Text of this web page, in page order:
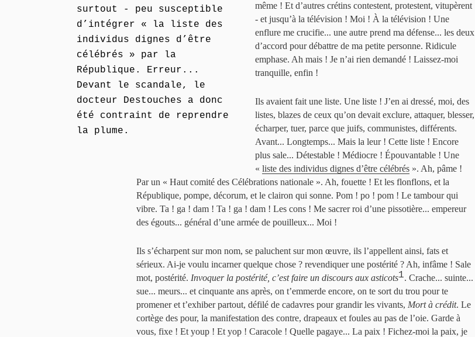
surtout - peu susceptible
d’intégrer « la liste des
individus dignes d’être
célébrés » par la
République. Erreur...
Devant le scandale, le
docteur Destouches a donc
été contraint de reprendre
la plume.
même ! Et d’autres crétins contestent, protestent, vitupèrent
- et jusqu’à la télévision ! Moi ! À la télévision ! Une
enflure me crucifie... une autre prend ma défense... les deux
d’accord pour débattre de ma petite personne. Ridicule
emphase. Ah mais ! Je n’ai rien demandé ! Laissez-moi
tranquille, enfin !
Ils avaient fait une liste. Une liste ! J’en ai dressé, moi, des
listes, blazes de ceux qu’on devait exclure, attaquer, blesser,
écharper, tuer, parce que juifs, communistes, différents.
Avant... Longtemps... Mais la leur ! Cette liste ! Encore
plus sale... Détestable ! Médiocre ! Épouvantable ! Une
« liste des individus dignes d’être célébrés ». Ah, pâme !
Par un « Haut comité des Célébrations nationale ». Ah, fouette ! Et les flonflons, et la
République, pompe, décorum, et le clairon qui sonne. Pom ! po ! pom ! Le tambour qui
vibre. Ta ! ga ! dam ! Ta ! ga ! dam ! Les cons ! Me sacrer roi d’une pissotière... empereur
des égouts... général d’une armée de pouilleux... Moi !
Ils s’écharpent sur mon nom, se paluchent sur mon œuvre, ils l’appellent ainsi, fats et
sérieux. Ai-je voulu incarner quelque chose ? revendiquer une postérité ? Ah, infâme ! Sale
mot, postérité. Invoquer la postérité, c’est faire un discours aux asticots1. Crache... suinte...
sue... meurs... et cinquante ans après, on t’emmerde encore, on te sort du trou pour te
promener et t’exhiber partout, défilé de cadavres pour grandir les vivants, Mort à crédit. Le
cortège des pour, la manifestation des contre, drapeaux et foules au pas de l’oie. Garde à
vous, fixe ! Et youp ! Et yop ! Caracole ! Quelle pagaye... La paix ! Fichez-moi la paix, je